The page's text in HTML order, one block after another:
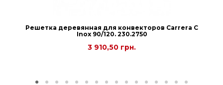
Решетка деревянная для конвекторов Carrera С
Inox 90/120. 230.2750
3 910,50 грн.